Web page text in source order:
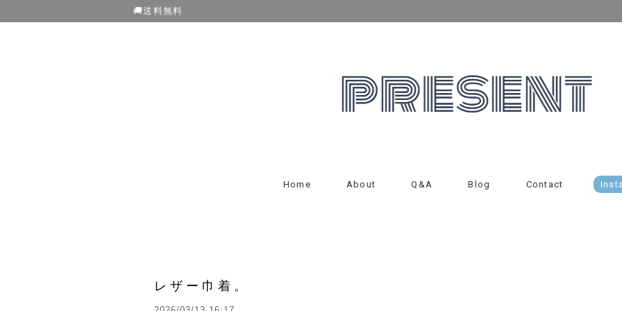
🚚送料無料
Home About Q&A Blog Contact
レザー巾着。